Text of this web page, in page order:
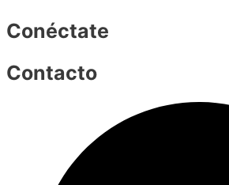
Conéctate
Contacto